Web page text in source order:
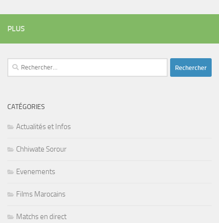
PLUS
Rechercher :
CATÉGORIES
Actualités et Infos
Chhiwate Sorour
Evenements
Films Marocains
Matchs en direct